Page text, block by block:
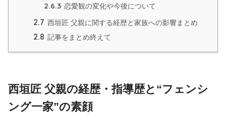
2.6.3 恋愛観の変化や今後について
2.7 西垣匠 父親に関する経歴と家族への影響まとめ
2.8 記事をまとめ終えて
西垣匠 父親の経歴・指導歴と“フェンシ
ング一家”の素顔